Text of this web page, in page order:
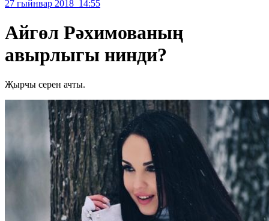
27 гыйнвар 2018 14:55
Айгөл Рәхимованың
авырлыгы нинди?
Җырчы серен ачты.